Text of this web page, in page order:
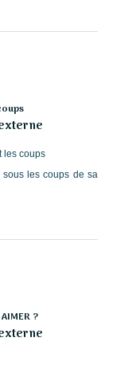
les coups
les coups de sa
AIMER ?